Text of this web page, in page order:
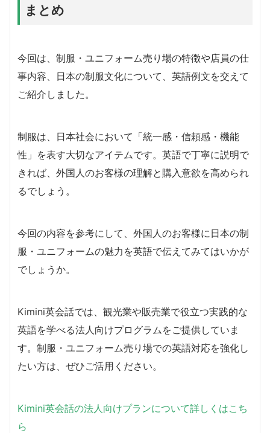
まとめ
今回は、制服・ユニフォーム売り場の特徴や店員の仕
事内容、日本の制服文化について、英語例文を交えて
ご紹介しました。
制服は、日本社会において「統一感・信頼感・機能
性」を表す大切なアイテムです。英語で丁寧に説明で
きれば、外国人のお客様の理解と購入意欲を高められ
るでしょう。
今回の内容を参考にして、外国人のお客様に日本の制
服・ユニフォームの魅力を英語で伝えてみてはいかが
でしょうか。
Kimini英会話では、観光業や販売業で役立つ実践的な
英語を学べる法人向けプログラムをご提供していま
す。制服・ユニフォーム売り場での英語対応を強化し
たい方は、ぜひご活用ください。
Kimini英会話の法人向けプランについて詳しくはこち
ら